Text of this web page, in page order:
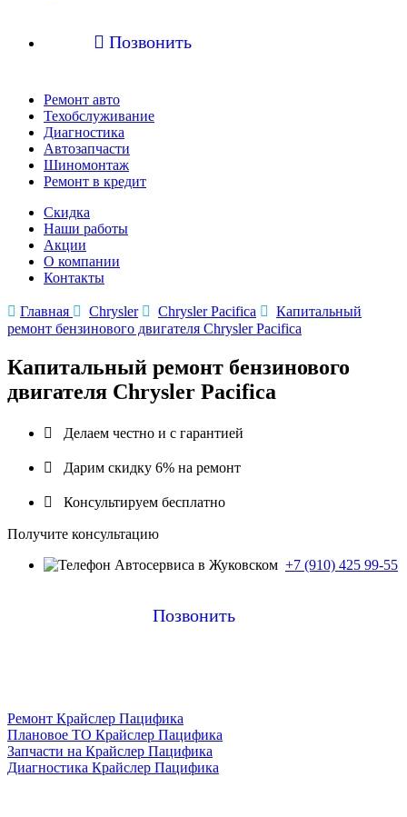
 Позвонить
Ремонт авто
Техобслуживание
Диагностика
Автозапчасти
Шиномонтаж
Ремонт в кредит
Скидка
Наши работы
Акции
О компании
Контакты
 Главная  Chrysler  Chrysler Pacifica  Капитальный
ремонт бензинового двигателя Chrysler Pacifica
Капитальный ремонт бензинового
двигателя Chrysler Pacifica
 Делаем честно и с гарантией
 Дарим скидку 6% на ремонт
 Консультируем бесплатно
Получите консультацию
+7 (910) 425 99-55
Позвонить
Ремонт Крайслер Пацифика
Плановое ТО Крайслер Пацифика
Запчасти на Крайслер Пацифика
Диагностика Крайслер Пацифика